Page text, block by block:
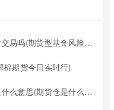
吗(期货型基金风险大吗)
棉期货今日实时行)
意思(期货仓是什么意思)